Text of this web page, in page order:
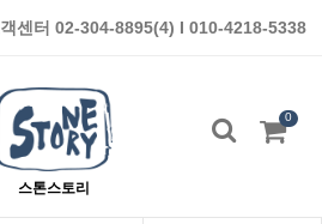
센터 02-304-8895(4) I 010-4218-5338
스톤스토리
0